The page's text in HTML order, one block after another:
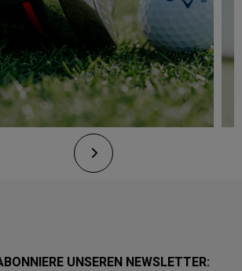
UNSEREN NEWSLETTER: